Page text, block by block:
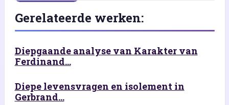
Gerelateerde werken:
Diepgaande analyse van Karakter van
Ferdinand...
Diepe levensvragen en isolement in
Gerbrand...